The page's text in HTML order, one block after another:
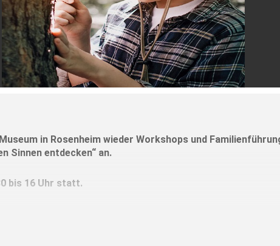
in Rosenheim wieder Workshops und
Sinnen entdecken“ an.
bis 16 Uhr statt.
und Kleister ein Wespennest.